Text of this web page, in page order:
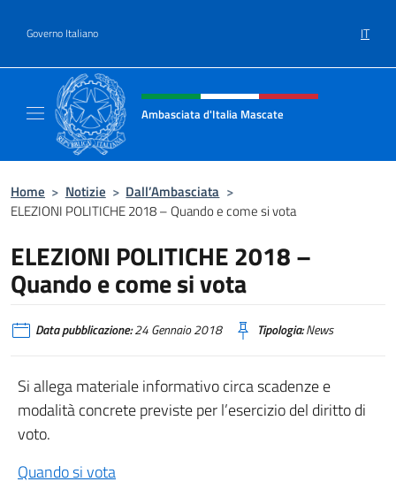
Governo Italiano IT
Intestazione sito, social e menù
Ambasciata d'Italia Mascate
Home > Notizie > Dall’Ambasciata >
ELEZIONI POLITICHE 2018 – Quando e come si vota
ELEZIONI POLITICHE 2018 –
Quando e come si vota
Data pubblicazione:24 Gennaio 2018 Tipologia:News
Si allega materiale informativo circa scadenze e
modalità concrete previste per l’esercizio del diritto di
voto.
Quando si vota